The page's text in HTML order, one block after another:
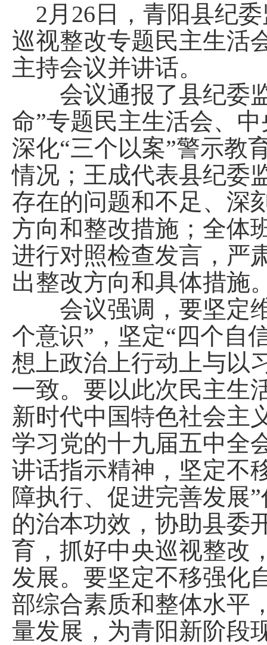
2月26日，青阳县纪委
巡视整改专题民主生活
主持会议并讲话。
会议通报了县纪委监
命”专题民主生活会、
深化“三个以案”警示教
情况；王成代表县纪委
存在的问题和不足、深
方向和整改措施；全体
进行对照检查发言，严
出整改方向和具体措施
会议强调，要坚定维
个意识”，坚定“四个自
想上政治上行动上与以
一致。要以此次民主生
新时代中国特色社会主
学习党的十九届五中全
讲话指示精神，坚定不
障执行、促进完善发展
的治本功效，协助县委
育，抓好中央巡视整改
发展。要坚定不移强化
部综合素质和整体水平
量发展，为青阳新阶段